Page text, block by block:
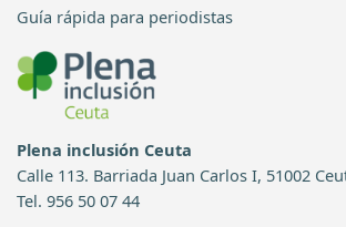
Guía rápida para periodistas
Plena inclusión Ceuta
Calle 113. Barriada Juan Carlos I, 51002
Tel. 956 50 07 44